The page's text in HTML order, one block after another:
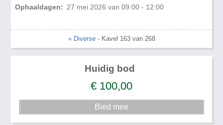
Ophaaldagen: 27 mei 2026 van 09:00 - 12:00
« Diverse- Kavel 163 van 268
Huidig bod
€ 100,00